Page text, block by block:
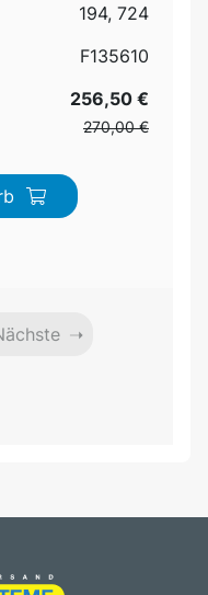
194, 724
F135610
256,50 €
270,00 €